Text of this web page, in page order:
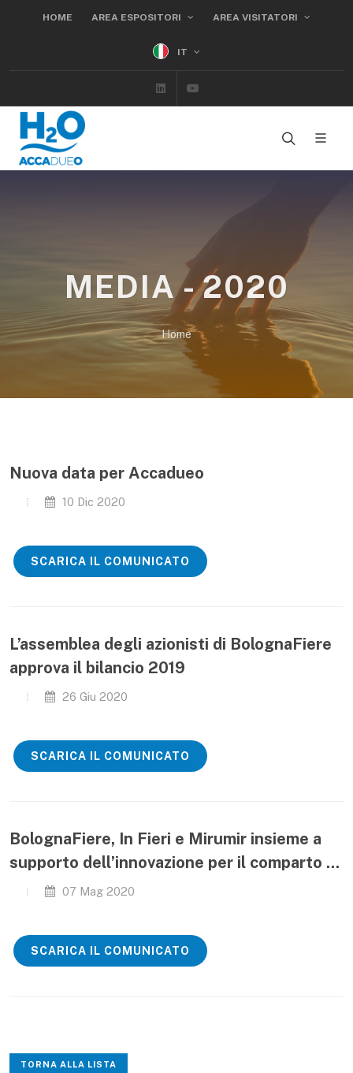
HOME AREA ESPOSITORI AREA VISITATORI
IT
Linkedin
MEDIA - 2020
Home
Nuova data per Accadueo
10 Dic 2020
SCARICA IL COMUNICATO
L’assemblea degli azionisti di BolognaFiere
approva il bilancio 2019
26 Giu 2020
SCARICA IL COMUNICATO
BolognaFiere, In Fieri e Mirumir insieme a
supporto dell’innovazione per il comparto ...
07 Mag 2020
SCARICA IL COMUNICATO
TORNA ALLA LISTA